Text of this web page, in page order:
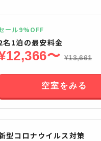
ール9%OFF
名 1泊の最安料金
12,366〜 ¥13,661
空室をみる
型コロナウイルス対策